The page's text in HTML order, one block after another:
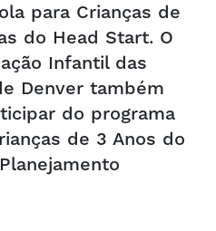
para Crianças de
do Head Start. O
Infantil das
Denver também
do programa
de 3 Anos do